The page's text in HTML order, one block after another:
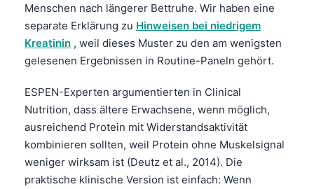
Menschen nach längerer Bettruhe. Wir haben eine
separate Erklärung zu Hinweisen bei niedrigem
Kreatinin , weil dieses Muster zu den am wenigsten
gelesenen Ergebnissen in Routine-Paneln gehört.
ESPEN-Experten argumentierten in Clinical
Nutrition, dass ältere Erwachsene, wenn möglich,
ausreichend Protein mit Widerstandsaktivität
kombinieren sollten, weil Protein ohne Muskelsignal
weniger wirksam ist (Deutz et al., 2014). Die
praktische klinische Version ist einfach: Wenn